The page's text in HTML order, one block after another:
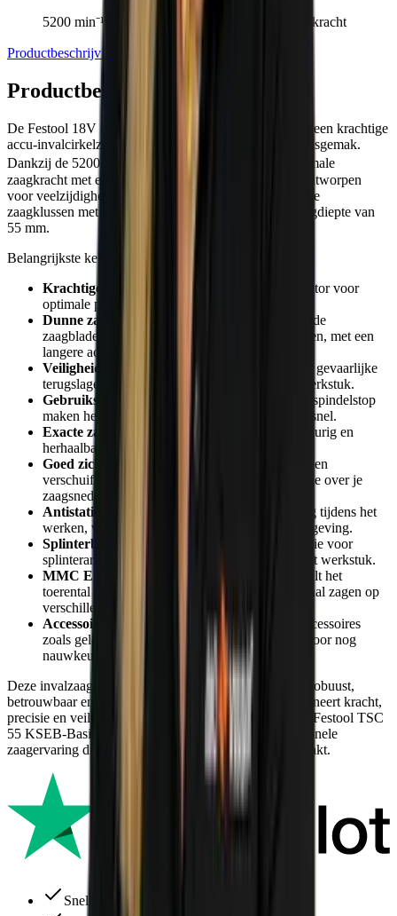
5200 min⁻¹ EC-TEC-motor voor maximale zaagkracht
Productbeschrijving
Productbeschrijving
De Festool 18V invalzaag TSC 55 KSEB-Basic-FS is een krachtige
accu-invalcirkelzaag die uitblinkt in precisie en gebruiksgemak.
Dankzij de 5200 min⁻¹ EC-TEC-motor levert hij maximale
zaagkracht met een laag energieverbruik. De zaag is ontworpen
voor veelzijdigheid en flexibiliteit, geschikt voor diverse
zaagklussen met een zaagblad van 160 mm en een zaagdiepte van
55 mm.
Belangrijkste kenmerken:
Krachtige motor:
Koolborstelloze EC-TEC-motor voor
optimale prestaties en lange levensduur.
Dunne zaagbladen:
1,6 mm speciaal ontwikkelde
zaagbladen zorgen voor sneller en preciezer zagen, met een
langere acculooptijd.
Veiligheid:
Intelligente KickbackStop voorkomt gevaarlijke
terugslagen en beschermt zowel gebruiker als werkstuk.
Gebruiksgemak:
Compact ontwerp en FastFix-spindelstop
maken het wisselen van zaagblad eenvoudig en snel.
Exacte zaagsneden:
Versteksnedes zijn nauwkeurig en
herhaalbaar in een hoekbereik van -1° tot 47°.
Goed zicht op zaagblad:
Door het transparante en
verschuifbare kijkvenster behoud je altijd controle over je
zaagsnede.
Antistatische functie:
Voorkomt statische lading tijdens het
werken, voor een schonere en veiligere werkomgeving.
Splinterbescherming:
Gepatenteerde technologie voor
splinterarme zaagsneden aan beide zijden van het werkstuk.
MMC Electronica:
Multi-Material-Control regelt het
toerental en bewaakt de temperatuur voor optimaal zagen op
verschillende materialen.
Accessoires:
Compatibel met diverse systeemaccessoires
zoals geleiderails, hoekaanslagen en zaagtafels voor nog
nauwkeuriger werk.
Deze invalzaag is ideaal voor wie op zoek is naar een robuust,
betrouwbaar en veelzijdig zaaggereedschap. Hij combineert kracht,
precisie en veiligheid in één compact apparaat. Met de Festool TSC
55 KSEB-Basic-FS ben je verzekerd van een professionele
zaagervaring die je werk makkelijker en efficiënter maakt.
Snelle levering